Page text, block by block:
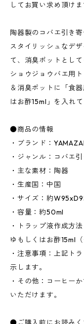
してお買い求め頂けま
陶器製のコバエ引き
スタイリッシュなデ
て、消臭ポットとして
ショウジョウバエ用
＆消臭ポットに「食
はお酢15ml」を入れ
●商品の情報
・ブランド：
・ジャンル：コバエ
・主な素材：陶器
・生産国：中国
・サイズ：約
・容量：約50ml
・トラップ液作成方
ゆもしくはお酢15ml（
・注意事項：上記ト
示します。
・その他：コーヒー
いただけます。